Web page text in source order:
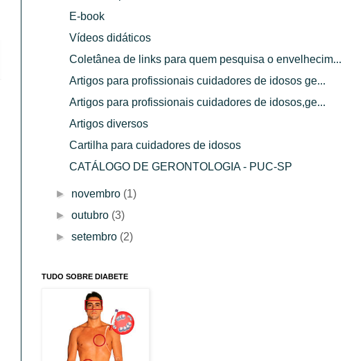
E-book
Vídeos didáticos
Coletânea de links para quem pesquisa o envelhecim...
Artigos para profissionais cuidadores de idosos ge...
Artigos para profissionais cuidadores de idosos,ge...
Artigos diversos
Cartilha para cuidadores de idosos
CATÁLOGO DE GERONTOLOGIA - PUC-SP
► novembro (1)
►outubro (3)
►setembro (2)
TUDO SOBRE DIABETE